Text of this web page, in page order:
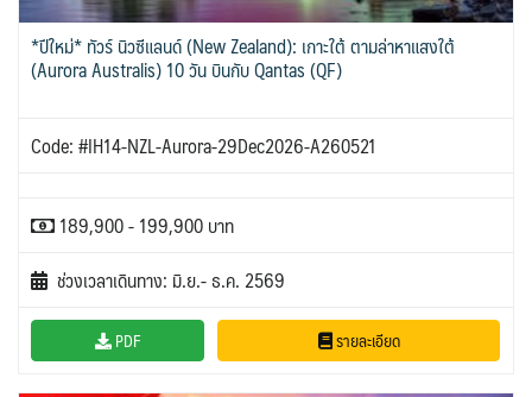
*ปีใหม่* ทัวร์ นิวซีแลนด์ (New Zealand): เกาะใต้ ตามล่าหาแสงใต้
(Aurora Australis) 10 วัน บินกับ Qantas (QF)
Code: #IH14-NZL-Aurora-29Dec2026-A260521
189,900 - 199,900 บาท
ช่วงเวลาเดินทาง: มิ.ย.- ธ.ค. 2569
PDF รายละเอียด